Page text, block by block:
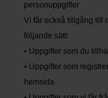
personuppgifter
Vi får också tillgång till
följande sätt:
• Uppgifter som du
• Uppgifter som
hemsida